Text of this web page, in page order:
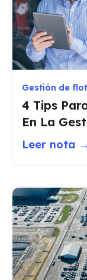
Gestión de
4 Tips
En La
Leer nota →